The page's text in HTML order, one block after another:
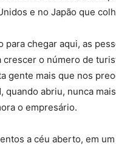
e no Japão que
para chegar aqui, as
crescer o número de
gente mais que nos
quando abriu, nunca
o empresário.
a céu aberto, em